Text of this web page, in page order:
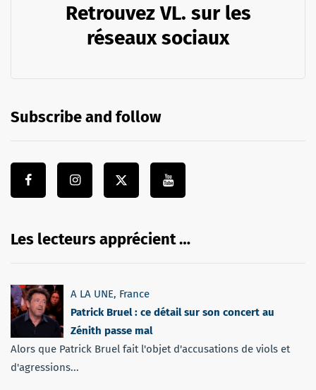
Retrouvez VL. sur les
réseaux sociaux
Subscribe and follow
Les lecteurs apprécient …
A LA UNE, France
Patrick Bruel : ce détail sur son concert au
Zénith passe mal
Alors que Patrick Bruel fait l'objet d'accusations de viols et
d'agressions...